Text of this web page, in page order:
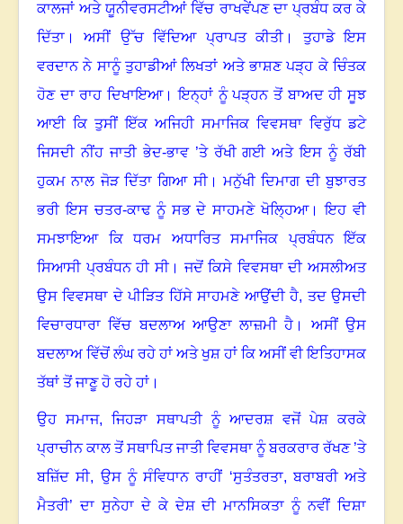
ਕਾਲਜਾਂ ਅਤੇ ਯੂਨੀਵਰਸਟੀਆਂ ਵਿੱਚ ਰਾਖਵੇਂਪਣ ਦਾ ਪ੍ਰਬੰਧ ਕਰ ਕੇ
ਦਿੱਤਾ । ਅਸੀਂ ਉੱਚ ਵਿੱਦਿਆ ਪ੍ਰਾਪਤ ਕੀਤੀ।
ਤੁਹਾਡੇ ਇਸ
ਵਰਦਾਨ ਨੇ ਸਾਨੂੰ ਤੁਹਾਡੀਆਂ ਲਿਖਤਾਂ ਅਤੇ ਭਾਸ਼ਣ ਪੜ੍ਹ ਕੇ ਚਿੰਤਕ
ਹੋਣ ਦਾ ਰਾਹ ਦਿਖਾਇਆ। ਇਨ੍ਹਾਂ ਨੂੰ ਪੜ੍ਹਨ ਤੋਂ ਬਾਅਦ ਹੀ ਸੂਝ
ਆਈ ਕਿ ਤੁਸੀਂ ਇੱਕ ਅਜਿਹੀ ਸਮਾਜਿਕ ਵਿਵਸਥਾ ਵਿਰੁੱਧ ਡਟੇ
ਜਿਸਦੀ ਨੀਂਹ ਜਾਤੀ ਭੇਦ-ਭਾਵ ’ਤੇ ਰੱਖੀ ਗਈ ਅਤੇ ਇਸ ਨੂੰ ਰੱਬੀ
ਹੁਕਮ ਨਾਲ ਜੋੜ ਦਿੱਤਾ ਗਿਆ ਸੀ। ਮਨੁੱਖੀ ਦਿਮਾਗ ਦੀ ਬੁਝਾਰਤ
ਭਰੀ ਇਸ ਚਤਰ-ਕਾਢ ਨੂੰ ਸਭ ਦੇ ਸਾਹਮਣੇ ਖੋਲ੍ਹਿਆ।
ਇਹ ਵੀ
ਸਮਝਾਇਆ ਕਿ ਧਰਮ ਅਧਾਰਿਤ ਸਮਾਜਿਕ ਪ੍ਰਬੰਧਨ ਇੱਕ
ਸਿਆਸੀ ਪ੍ਰਬੰਧਨ ਹੀ ਸੀ। ਜਦੋਂ ਕਿਸੇ ਵਿਵਸਥਾ ਦੀ ਅਸਲੀਅਤ
ਉਸ ਵਿਵਸਥਾ ਦੇ ਪੀੜਿਤ ਹਿੱਸੇ ਸਾਹਮਣੇ ਆਉਂਦੀ ਹੈ, ਤਦ ਉਸਦੀ
ਵਿਚਾਰਧਾਰਾ ਵਿੱਚ ਬਦਲਾਅ ਆਉਣਾ ਲਾਜ਼ਮੀ ਹੈ ।
ਅਸੀਂ ਉਸ
ਬਦਲਾਅ ਵਿੱਚੋਂ ਲੰਘ ਰਹੇ ਹਾਂ ਅਤੇ ਖੁਸ਼ ਹਾਂ ਕਿ ਅਸੀਂ ਵੀ ਇਤਿਹਾਸਕ
ਤੱਥਾਂ ਤੋਂ ਜਾਣੂ ਹੋ ਰਹੇ ਹਾਂ ।
ਉਹ ਸਮਾਜ, ਜਿਹੜਾ ਸਥਾਪਤੀ ਨੂੰ ਆਦਰਸ਼ ਵਜੋਂ ਪੇਸ਼ ਕਰਕੇ
ਪ੍ਰਾਚੀਨ ਕਾਲ ਤੋਂ ਸਥਾਪਿਤ ਜਾਤੀ ਵਿਵਸਥਾ ਨੂੰ ਬਰਕਰਾਰ ਰੱਖਣ ’ਤੇ
ਬਜ਼ਿੱਦ ਸੀ, ਉਸ ਨੂੰ ਸੰਵਿਧਾਨ ਰਾਹੀਂ ‘ਸੁਤੰਤਰਤਾ,ਬਰਾਬਰੀ ਅਤੇ
ਮੈਤਰੀ’ ਦਾ ਸੁਨੇਹਾ ਦੇ ਕੇ ਦੇਸ਼ ਦੀ ਮਾਨਸਿਕਤਾ ਨੂੰ ਨਵੀਂ ਦਿਸ਼ਾ